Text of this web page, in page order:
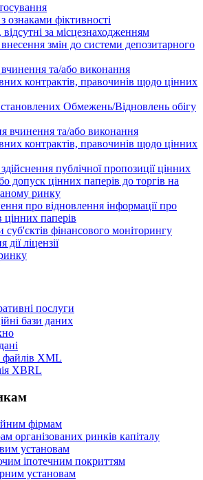
ознаками фіктивності
відсутні за місцезнаходженням
змін до системи депозитарного
та/або виконання
контрактів, правочинів щодо цінних
Обмежень/Відновлень обігу
вчинення та/або виконання
контрактів, правочинів щодо цінних
публічної пропозиції цінних
допуск цінних паперів до торгів на
ринку
про відновлення інформації про
цінних паперів
суб'єктів фінансового моніторингу
ліцензії
послуги
бази даних
XML
XBRL
фірмам
організованих ринків капіталу
установам
іпотечним покриттям
установам